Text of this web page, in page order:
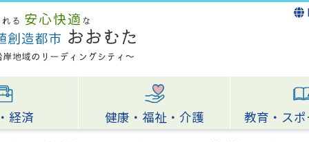
経済 健康・福祉・介護 教育・ス